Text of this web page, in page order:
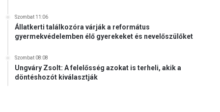
Szombat 11:06
Állatkerti találkozóra várják a református
gyermekvédelemben élő gyerekeket és nevelőszülőket
Szombat 08:08
Ungváry Zsolt: A felelősség azokat is terheli, akik a
döntéshozót kiválasztják